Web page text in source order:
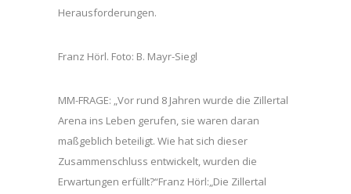
Herausforderungen.
Franz Hörl. Foto: B. Mayr-Siegl
MM-FRAGE: „Vor rund 8 Jahren wurde die Zillertal
Arena ins Leben gerufen, sie waren daran
maßgeblich beteiligt. Wie hat sich dieser
Zusammenschluss entwickelt, wurden die
Erwartungen erfüllt?“Franz Hörl:„Die Zillertal